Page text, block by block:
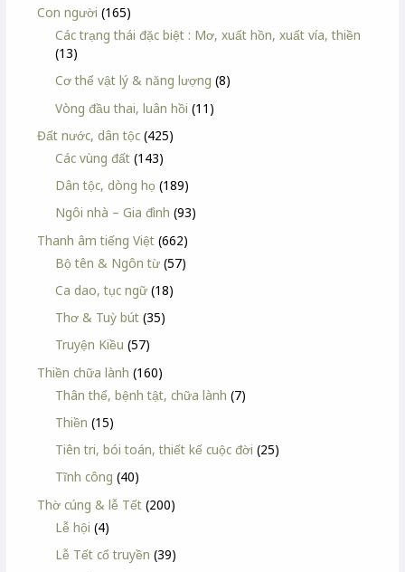
Con người (165)
Các trạng thái đặc biệt : Mơ, xuất hồn, xuất vía, thiền
(13)
Cơ thể vật lý & năng lượng (8)
Vòng đầu thai, luân hồi (11)
Đất nước, dân tộc (425)
Các vùng đất (143)
Dân tộc, dòng họ (189)
Ngôi nhà – Gia đình (93)
Thanh âm tiếng Việt (662)
Bộ tên & Ngôn từ (57)
Ca dao, tục ngữ (18)
Thơ & Tuỳ bút (35)
Truyện Kiều (57)
Thiền chữa lành (160)
Thân thể, bệnh tật, chữa lành (7)
Thiền (15)
Tiên tri, bói toán, thiết kế cuộc đời (25)
Tĩnh công (40)
Thờ cúng & lễ Tết (200)
Lễ hội (4)
Lễ Tết cổ truyền (39)